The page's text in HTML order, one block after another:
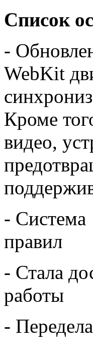
Список
-
WebKit
Кроме
видео,
- Система
правил
- Стала
работы
-